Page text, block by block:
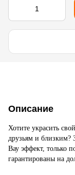
Описание
Хотите украсить
друзьям и близким?
Вау эффект, только
гарантированы на